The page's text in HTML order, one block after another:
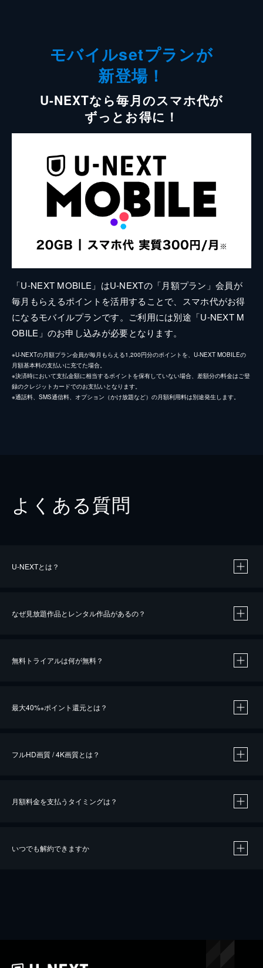
モバイルsetプランが
新登場！
U-NEXTなら毎月のスマホ代が
ずっとお得に！
「U-NEXT MOBILE」はU-NEXTの「月額プラン」会員が
毎月もらえるポイントを活用することで、スマホ代がお得
になるモバイルプランです。ご利用には別途「U-NEXT M
OBILE」のお申し込みが必要となります。
※U-NEXTの月額プラン会員が毎月もらえる1,200円分のポイントを、U-NEXT MOBILEの
月額基本料の支払いに充てた場合。
※決済時において支払金額に相当するポイントを保有していない場合、差額分の料金はご登
録のクレジットカードでのお支払いとなります。
※通話料、SMS通信料、オプション（かけ放題など）の月額利用料は別途発生します。
よくある質問
U-NEXTとは？
なぜ見放題作品とレンタル作品があるの？
無料トライアルは何が無料？
最大40%※ポイント還元とは？
※40％ポイント還元の対象は、クレジットカード決済による作品の購入 / レンタルです。
iOSアプリのUコイン決済による作品の購入 / レンタルは、20％のポイント還元です。
フルHD画質 / 4K画質とは？
月額料金を支払うタイミングは？
いつでも解約できますか